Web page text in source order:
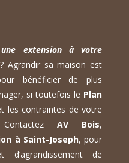
une extension à votre
? Agrandir sa maison est
bénéficier de plus
si toutefois le Plan
les contraintes de votre
AV Bois,
à Saint-Joseph, pour
d’agrandissement de